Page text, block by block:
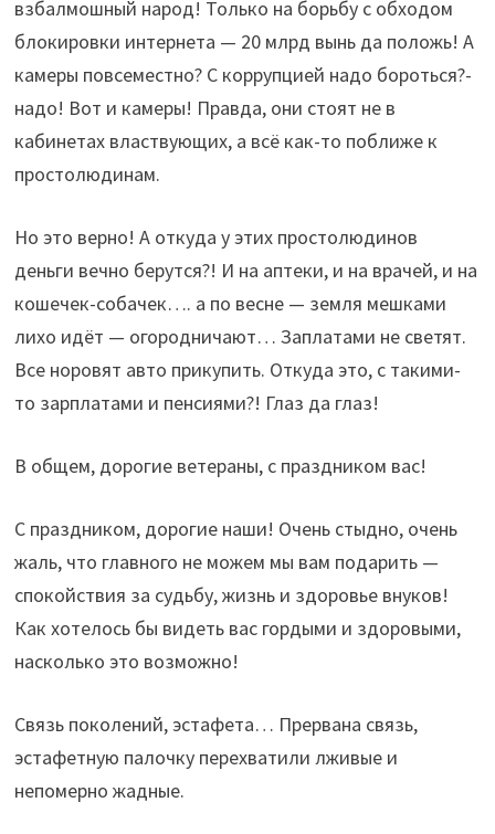
взбалмошный народ! Только на борьбу с обходом
блокировки интернета — 20 млрд вынь да положь! А
камеры повсеместно? С коррупцией надо бороться?-
надо! Вот и камеры! Правда, они стоят не в
кабинетах властвующих, а всё как-то поближе к
простолюдинам.
Но это верно! А откуда у этих простолюдинов
деньги вечно берутся?! И на аптеки, и на врачей, и на
кошечек-собачек…. а по весне — земля мешками
лихо идёт — огородничают… Заплатами не светят.
Все норовят авто прикупить. Откуда это, с такими-
то зарплатами и пенсиями?! Глаз да глаз!
В общем, дорогие ветераны, с праздником вас!
С праздником, дорогие наши! Очень стыдно, очень
жаль, что главного не можем мы вам подарить —
спокойствия за судьбу, жизнь и здоровье внуков!
Как хотелось бы видеть вас гордыми и здоровыми,
насколько это возможно!
Связь поколений, эстафета… Прервана связь,
эстафетную палочку перехватили лживые и
непомерно жадные.